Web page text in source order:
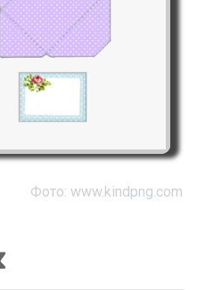
Фото: www.kindpng.com